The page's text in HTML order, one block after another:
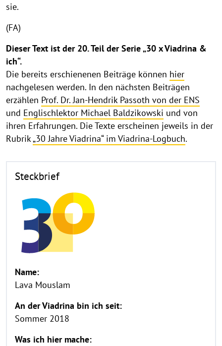
sie.
(FA)
Dieser Text ist der 20. Teil der Serie „30 x Viadrina &
ich“.
Die bereits erschienenen Beiträge können hier
nachgelesen werden. In den nächsten Beiträgen
erzählen Prof. Dr. Jan-Hendrik Passoth von der ENS
und Englischlektor Michael Baldzikowski und von
ihren Erfahrungen. Die Texte erscheinen jeweils in der
Rubrik„30 Jahre Viadrina“ im Viadrina-Logbuch.
Steckbrief
Name:
Lava Mouslam
An der Viadrina bin ich seit:
Sommer 2018
Was ich hier mache: